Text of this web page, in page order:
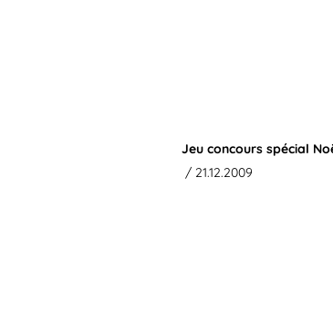
Jeu concours spécial
/ 21.12.2009